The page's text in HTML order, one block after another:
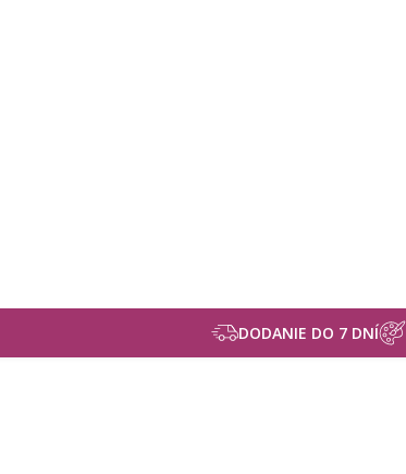
DODANIE DO 7 DNÍ